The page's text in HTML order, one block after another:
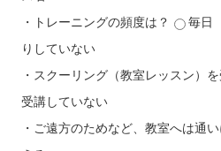
・トレーニングの頻度は？ 毎日
りしていない
・スクーリング（教室レッスン）
受講していない
・ご遠方のためなど、教室へは通